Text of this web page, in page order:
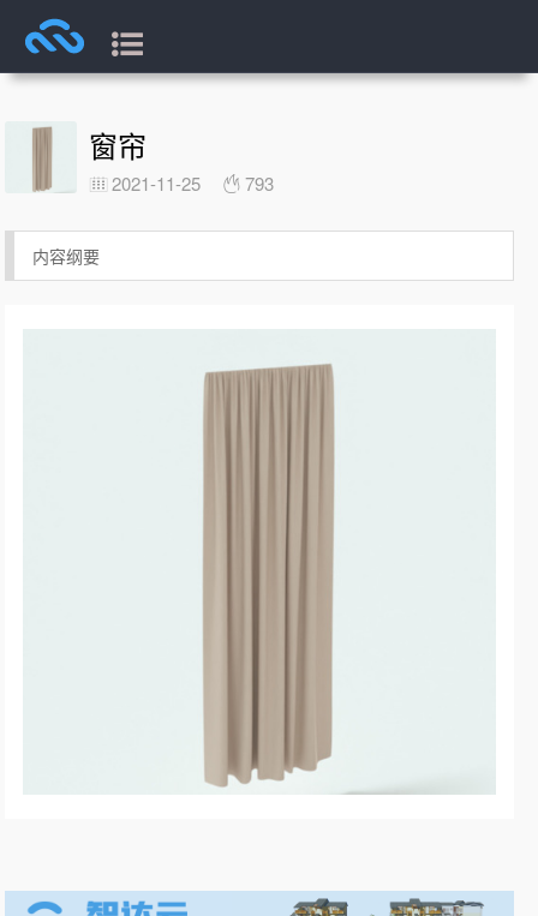
窗帘
2021-11-25 793
内容纲要